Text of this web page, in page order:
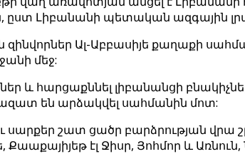
ըստ Լիբանանի պետական ազգային
զինվորներ Ալ-Աբբասիյե քաղաքի
մեջ:
և հարցաքննել լիբանանցի
ազատ են արձակվել սահմանին մոտ:
սարքեր շատ ցածր բարձրության
էլ Ջիսր, Յոհմոր և